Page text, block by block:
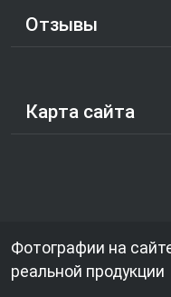
Отзывы
Карта сайта
Фотографии на
реальной продукции